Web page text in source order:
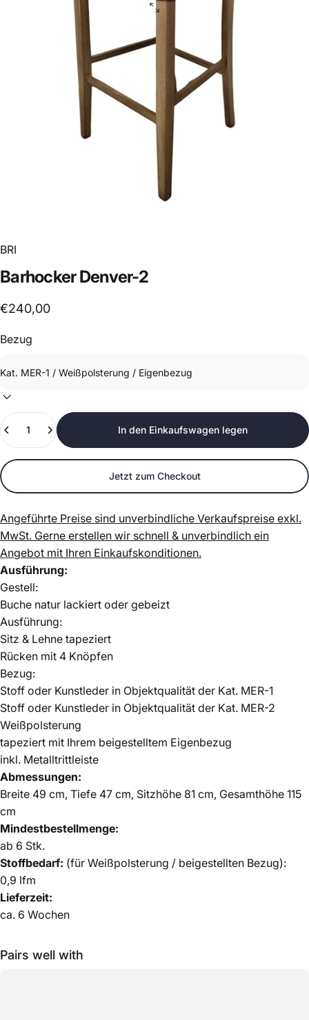
BRI
BarhockerDenver-2
€240,00
Bezug
Anzahl
In den Einkaufswagen legen
Jetzt zum Checkout
Angeführte Preise sind unverbindliche Verkaufspreise exkl.
MwSt. Gerne erstellen wir schnell & unverbindlich ein
Angebot mit Ihren Einkaufskonditionen.
Ausführung:
Gestell:
Buche natur lackiert oder gebeizt
Ausführung:
Sitz & Lehne tapeziert
Rücken mit 4 Knöpfen
Bezug:
Stoff oder Kunstleder in Objektqualität der Kat. MER-1
Stoff oder Kunstleder in Objektqualität der Kat. MER-2
Weißpolsterung
tapeziert mit Ihrem beigestelltem Eigenbezug
inkl. Metalltrittleiste
Abmessungen:
Breite 49 cm, Tiefe 47 cm, Sitzhöhe 81 cm, Gesamthöhe 115
cm
Mindestbestellmenge:
ab 6 Stk.
Stoffbedarf: (für Weißpolsterung / beigestellten Bezug):
0,9 lfm
Lieferzeit:
ca. 6 Wochen
Pairs well with